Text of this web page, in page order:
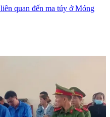
quan đến ma túy ở Móng